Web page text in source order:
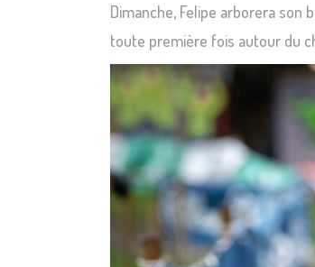
Dimanche, Felipe arborera
toute première fois autour du